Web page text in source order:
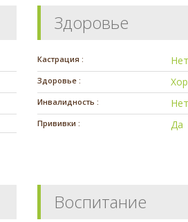
Здоровье
Кастрация : Нет
Здоровье :
Инвалидность : Нет
Прививки : Да
Воспитание